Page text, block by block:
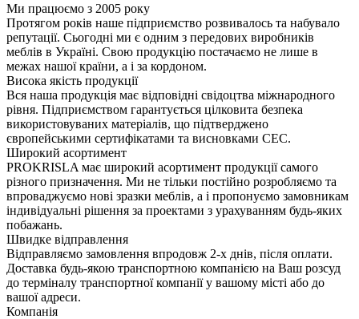
Ми працюємо з 2005 року
Протягом років наше підприємство розвивалось та набувало
репутації. Сьогодні ми є одним з передових виробників
меблів в Україні. Свою продукцію постачаємо не лише в
межах нашої країни, а і за кордоном.
Висока якість продукції
Вся наша продукція має відповідні свідоцтва міжнародного
рівня. Підприємством гарантується цілковита безпека
використовуваних матеріалів, що підтверджено
європейськими сертифікатами та висновками СЕС.
Широкий асортимент
PROKRISLA має широкий асортимент продукції самого
різного призначення. Ми не тільки постійно розробляємо та
впроваджуємо нові зразки меблів, а і пропонуємо замовникам
індивідуальні рішення за проектами з урахуванням будь-яких
побажань.
Швидке відправлення
Відправляємо замовлення впродовж 2-х днів, після оплати.
Доставка будь-якою транспортною компанією на Ваш розсуд
до терміналу транспортної компанії у вашому місті або до
вашої адреси.
Компанія